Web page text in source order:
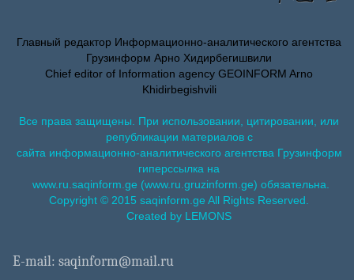
Главный редактор Информационно-аналитического агентства
Грузинформ Арно Хидирбегишвили
Chief editor of Information agency GEOINFORM Arno
Khidirbegishvili
Все права защищены. При использовании, цитировании, или
републикации материалов с
сайта информационно-аналитического агентства Грузинформ
гиперссылка на
www.ru.saqinform.ge (www.ru.gruzinform.ge) обязательна.
Copyright © 2015 saqinform.ge All Rights Reserved.
Created by LEMONS
E-mail: saqinform@mail.ru